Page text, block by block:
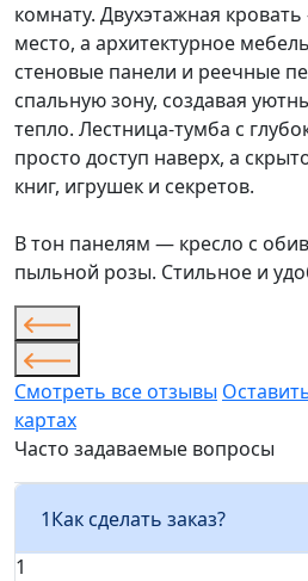
комнату. Двухэтажная
место, а архитектурное
стеновые панели и реечные
спальную зону, создавая
тепло. Лестница-тумба с
просто доступ наверх, а
книг, игрушек и секретов.
В тон панелям — кресло с
пыльной розы. Стильное и
Смотреть все отзывы
картах
Часто задаваемые вопросы
1Как сделать заказ?
1